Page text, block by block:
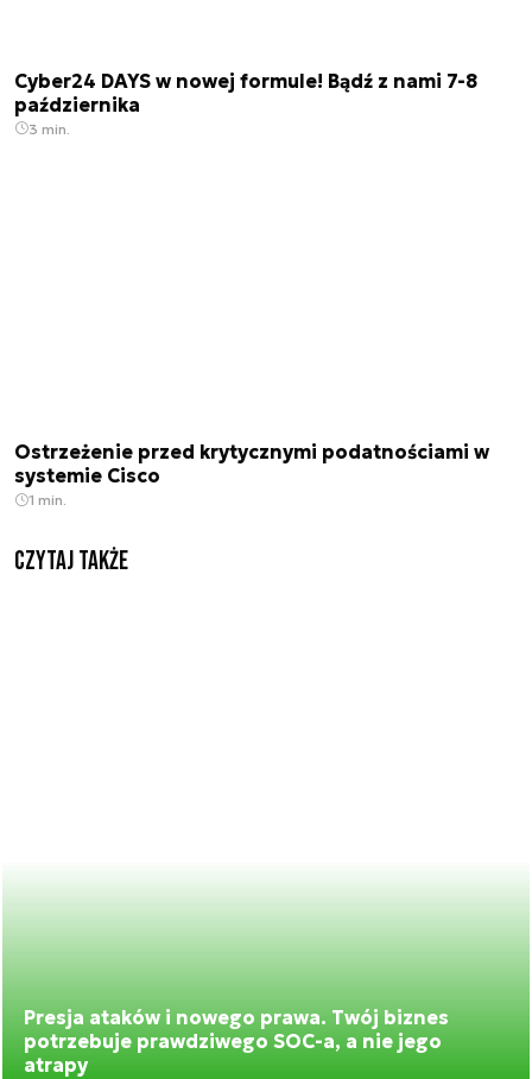
Cyber24 DAYS w nowej formule! Bądź z nami 7-8
października
3 min.
Ostrzeżenie przed krytycznymi podatnościami w
systemie Cisco
1 min.
Czytaj także
Presja ataków i nowego prawa. Twój biznes
potrzebuje prawdziwego SOC-a, a nie jego
atrapy